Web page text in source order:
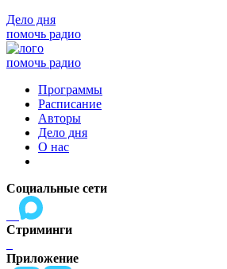
Дело дня
помочь радио
помочь радио
Программы
Расписание
Авторы
Дело дня
О нас
Социальные сети
Стриминги
Приложение